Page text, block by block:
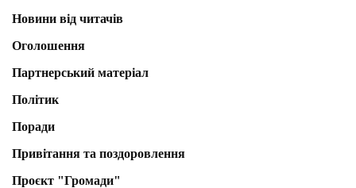
Новини від читачів
Оголошення
Партнерський матеріал
Політик
Поради
Привітання та поздоровлення
Проєкт "Громади"